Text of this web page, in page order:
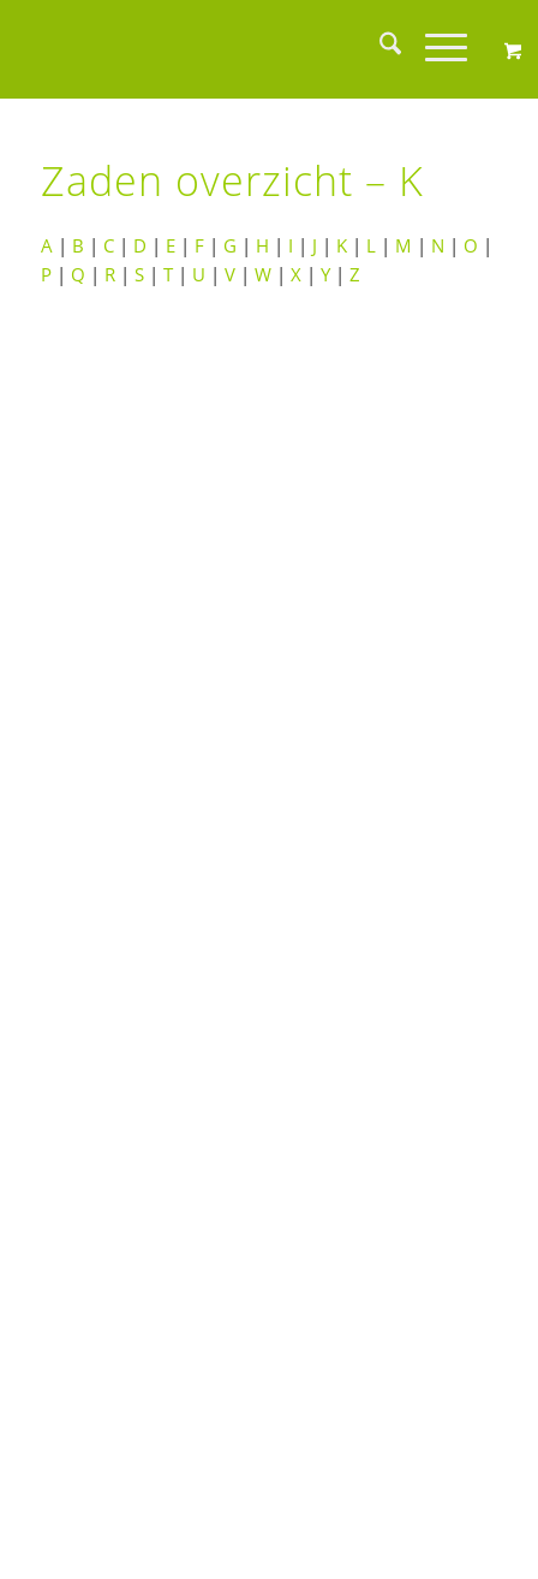
Zaden overzicht – K
A | B | C| D | E| F| G | H | I | J | K| L | M | N | O |
P| Q | R| S| T| U | V| W| X | Y| Z